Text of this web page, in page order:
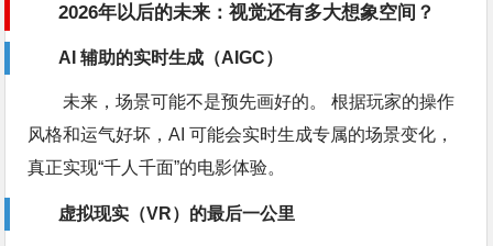
2026年以后的未来：视觉还有多大想象空间？
AI 辅助的实时生成（AIGC）
未来，场景可能不是预先画好的。 根据玩家的操作
风格和运气好坏，AI 可能会实时生成专属的场景变化，
真正实现“千人千面”的电影体验。
虚拟现实（VR）的最后一公里